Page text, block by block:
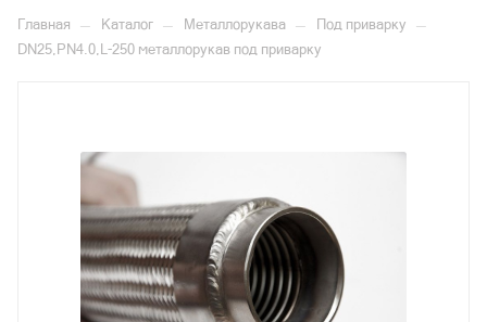
Главная — Каталог — Металлорукава — Под приварку —
DN25,PN4.0,L-250 металлорукав под приварку